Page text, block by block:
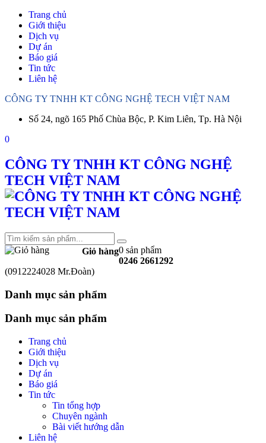
Trang chủ
Giới thiệu
Dịch vụ
Dự án
Báo giá
Tin tức
Liên hệ
CÔNG TY TNHH KT CÔNG NGHỆ TECH VIỆT NAM
Số 24, ngõ 165 Phố Chùa Bộc, P. Kim Liên, Tp. Hà Nội
0
CÔNG TY TNHH KT CÔNG NGHỆ
TECH VIỆT NAM
Giỏ hàng0 sản phẩm
0246 2661292
(0912224028 Mr.Đoàn)
Danh mục sản phẩm
Danh mục sản phẩm
Trang chủ
Giới thiệu
Dịch vụ
Dự án
Báo giá
Tin tức
Tin tổng hợp
Chuyên ngành
Bài viết hướng dẫn
Liên hệ